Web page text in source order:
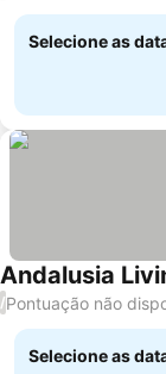
Selecione as
Andalusia
/Pontuação não
Selecione as